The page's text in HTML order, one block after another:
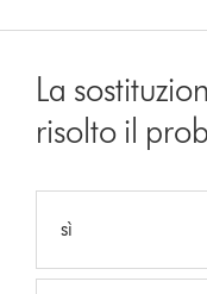
La
risolto il
sì